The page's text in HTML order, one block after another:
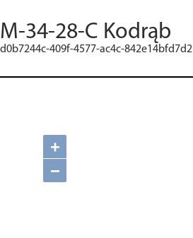
M-34-28-C Kodrąb
d0b7244c-409f-4577-ac4c-842e14bfd7d2
+
−